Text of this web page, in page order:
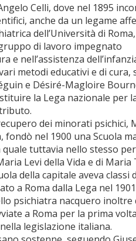
Celli, dove nel 1895
anche da un legame
dell’Università di
di lavoro impegnato
e nell’assistenza
metodi educativi e di
e Désiré-Magloire
la Lega nazionale per
dei minorati psichici,
fondò nel 1900 una Scuola
tuttavia nello stesso
Levi della Vida e di Maria
della capitale aveva classi
a Roma dalla Lega nel
psichiatra nacquero inoltre
a Roma per la prima
legislazione italiana.